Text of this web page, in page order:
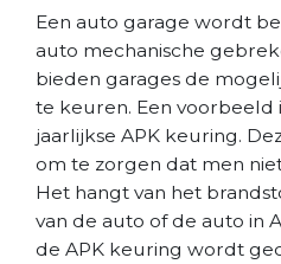
Een auto garage wordt
auto mechanische
bieden garages de
te keuren. Een voorbeeld
jaarlijkse APK keuring.
om te zorgen dat men
Het hangt van het
van de auto of de auto in
de APK keuring wordt